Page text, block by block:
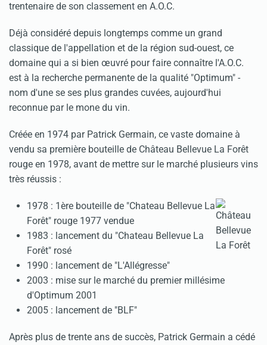
trentenaire de son classement en A.O.C.
Déjà considéré depuis longtemps comme un grand
classique de l'appellation et de la région sud-ouest, ce
domaine qui a si bien œuvré pour faire connaître l'A.O.C.
est à la recherche permanente de la qualité "Optimum" -
nom d'une se ses plus grandes cuvées, aujourd'hui
reconnue par le mone du vin.
Créée en 1974 par Patrick Germain, ce vaste domaine à
vendu sa première bouteille de Château Bellevue La Forêt
rouge en 1978, avant de mettre sur le marché plusieurs vins
très réussis :
1978 : 1ère bouteille de "Chateau Bellevue La
Forêt" rouge 1977 vendue
1983 : lancement du "Chateau Bellevue La
Forêt" rosé
1990 : lancement de "L'Allégresse"
2003 : mise sur le marché du premier millésime
d'Optimum 2001
2005 : lancement de "BLF"
Après plus de trente ans de succès, Patrick Germain a cédé